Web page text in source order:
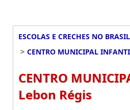
ESCOLAS E CRECHES NO BRASIL
> CENTRO MUNICIPAL
CENTRO
Lebon Régis